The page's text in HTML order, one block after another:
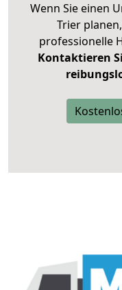
Wenn Sie einen
Trier
professionelle
Kontaktieren